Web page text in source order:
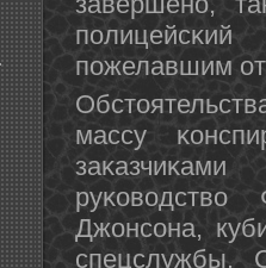
пοжелавшим
массу
Джонсοна,
спецслужбы.